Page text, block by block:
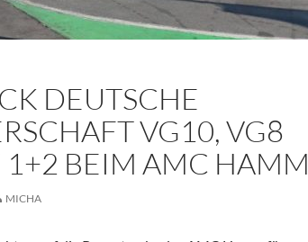
DEUTSCHE
VG10, VG8
1+2 BEIM AMC HAMM
MICHA